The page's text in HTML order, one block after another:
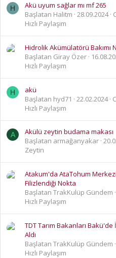
H
Akü uyum sağlar mı mf 265
Başlatan Halitm 28.09.2024
Hızlı Paylaşım
Hidrolik Akümülatörü Bakımı
Başlatan Giray Özer
Hızlı Paylaşım
H
akü
Başlatan hyd71
22.02.2024
Hızlı Paylaşım
A
Akülü zeytin budama makası
Başlatan armağanyakar
Zeytin
Atakum'da AtaTohum
Filizlendiği Nokta
Başlatan TrakKulüp Gündem
Hızlı Paylaşım
TDT Tarım Bakanları
Aldı
Başlatan TrakKulüp Gündem
Hızlı Paylaşım